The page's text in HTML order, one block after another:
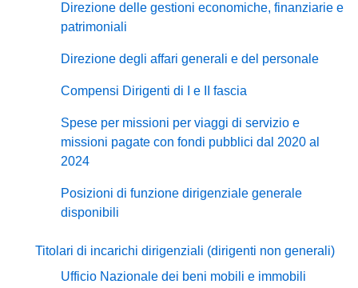
Direzione delle gestioni economiche, finanziarie e
patrimoniali
Direzione degli affari generali e del personale
Compensi Dirigenti di I e II fascia
Spese per missioni per viaggi di servizio e
missioni pagate con fondi pubblici dal 2020 al
2024
Posizioni di funzione dirigenziale generale
disponibili
Titolari di incarichi dirigenziali (dirigenti non generali)
Ufficio Nazionale dei beni mobili e immobili